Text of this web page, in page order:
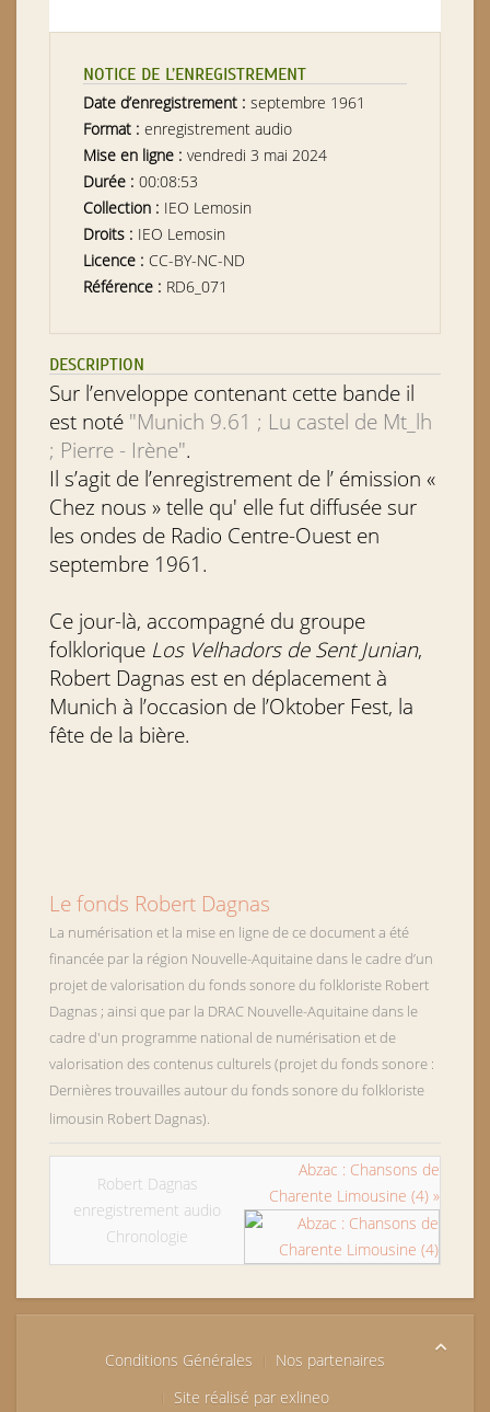
NOTICE DE L’ENREGISTREMENT
Date d’enregistrement : septembre 1961
Format : enregistrement audio
Mise en ligne : vendredi 3 mai 2024
Durée : 00:08:53
Collection : IEO Lemosin
Droits : IEO Lemosin
Licence : CC-BY-NC-ND
Référence : RD6_071
DESCRIPTION
Sur l’enveloppe contenant cette bande il
est noté "Munich 9.61 ; Lu castel de Mt_lh
; Pierre - Irène".
Il s’agit de l’enregistrement de l’ émission «
Chez nous » telle qu' elle fut diffusée sur
les ondes de Radio Centre-Ouest en
septembre 1961.
Ce jour-là, accompagné du groupe
folklorique Los Velhadors de Sent Junian,
Robert Dagnas est en déplacement à
Munich à l’occasion de l’Oktober Fest, la
fête de la bière.
Le fonds Robert Dagnas
La numérisation et la mise en ligne de ce document a été
financée par la région Nouvelle-Aquitaine dans le cadre d’un
projet de valorisation du fonds sonore du folkloriste Robert
Dagnas ; ainsi que par la DRAC Nouvelle-Aquitaine dans le
cadre d'un programme national de numérisation et de
valorisation des contenus culturels (projet du fonds sonore :
Dernières trouvailles autour du fonds sonore du folkloriste
limousin Robert Dagnas).
Robert Dagnas
enregistrement audio
Chronologie
Abzac : Chansons de
Charente Limousine (4) »
Conditions Générales
Nos partenaires
Site réalisé par exlineo